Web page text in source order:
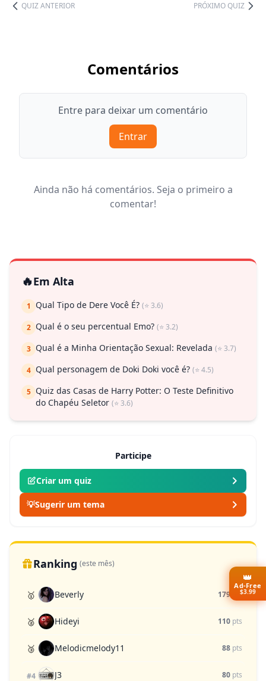
QUIZ ANTERIOR PRÓXIMO QUIZ
Comentários
Entre para deixar um comentário
Entrar
Ainda não há comentários. Seja o primeiro a
comentar!
🔥Em Alta
1 Qual Tipo de Dere Você É? (⭐ 3.6)
2 Qual é o seu percentual Emo? (⭐ 3.2)
3 Qual é a Minha Orientação Sexual: Revelada (⭐ 3.7)
4 Qual personagem de Doki Doki você é? (⭐ 4.5)
5 Quiz das Casas de Harry Potter: O Teste Definitivo
do Chapéu Seletor (⭐ 3.6)
Participe
Criar um quiz
💡Sugerir um tema
Ranking (este mês)
🥇 Beverly 179 pts
🥈 Hideyi 110 pts
🥉 Melodicmelody11 88 pts
#4 J3 80 pts
👑
Ad-Free
$3.99